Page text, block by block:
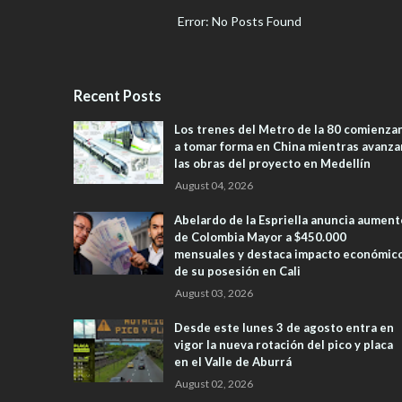
Error: No Posts Found
Recent Posts
Los trenes del Metro de la 80
a tomar forma en China mientras
las obras del proyecto en Medellín
August 04, 2026
Abelardo de la Espriella anuncia
de Colombia Mayor a $450.000
mensuales y destaca impacto
de su posesión en Cali
August 03, 2026
Desde este lunes 3 de agosto entra en
vigor la nueva rotación del pico y placa
en el Valle de Aburrá
August 02, 2026